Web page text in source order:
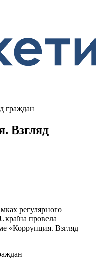
граждан
Взгляд
регулярного
провела
«Коррупция. Взгляд